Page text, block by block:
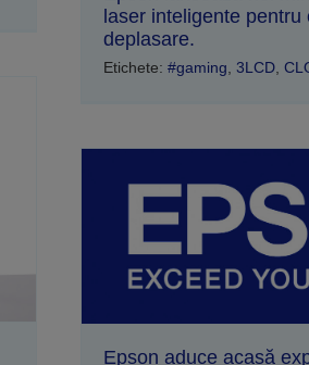
laser inteligente pentru
deplasare.
Etichete: #gaming 3LCD
Epson aduce acasă